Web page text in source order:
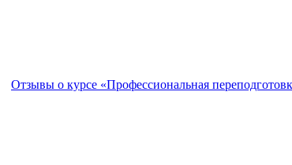
Отзывы о курсе «Профессиональная